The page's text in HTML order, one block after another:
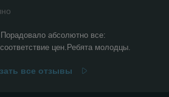
абсолютно все:
цен.Ребята молодцы.
все отзывы